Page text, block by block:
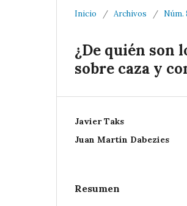
Inicio / Archivos / Núm.
¿De quién son
sobre caza y
Javier Taks
Juan Martín Dabezies
Resumen